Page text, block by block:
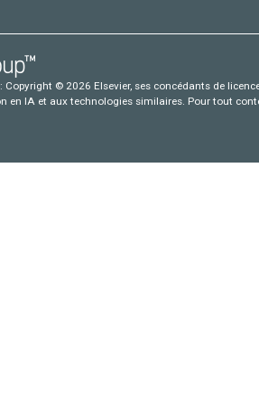
Copyright © 2026 Elsevier, ses concédants de
en IA et aux technologies similaires. Pour tout